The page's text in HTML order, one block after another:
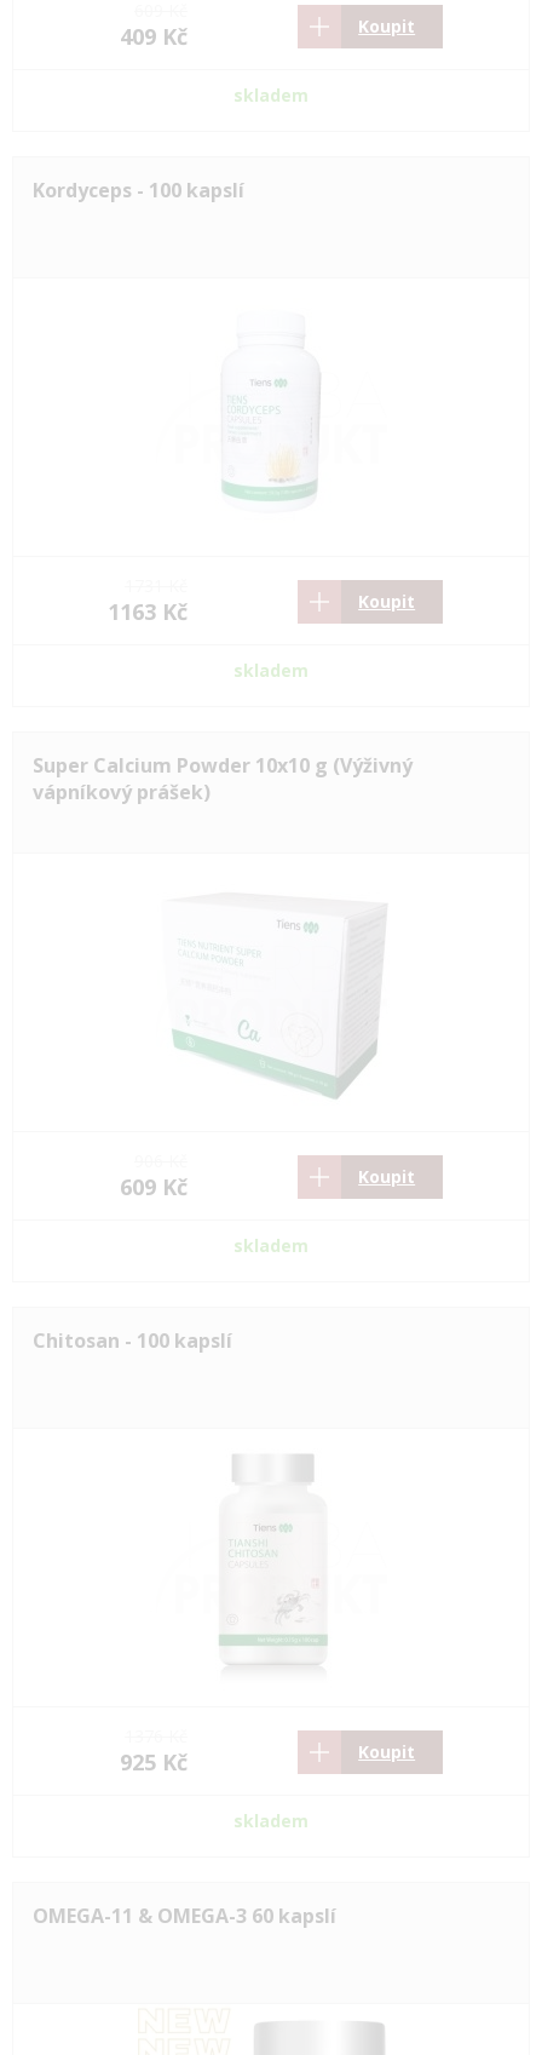
409 Kč Koupit
skladem
Kordyceps - 100 kapslí
1163 Kč Koupit
skladem
Super Calcium Powder 10x10 g (Výživný
vápníkový prášek)
609 Kč Koupit
skladem
Chitosan - 100 kapslí
925 Kč Koupit
skladem
OMEGA-11 & OMEGA-3 60 kapslí